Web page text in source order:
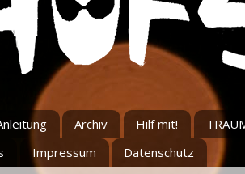
Archiv Hilf mit!
Impressum Datenschutz